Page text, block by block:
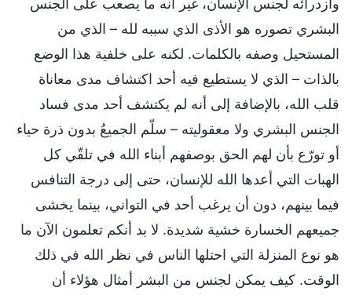
البشري تصوره هو الأذى الذي سببه لله – الذي من
المستحيل وصفه بالكلمات. لكنه على خلفية هذا الوضع
بالذات – الذي لا يستطيع فيه أحد اكتشاف مدى معاناة
قلب الله، بالإضافة إلى أنه لم يكتشف أحد مدى فساد
الجنس البشري ولا معقوليته – سلّم الجميعُ بدون ذرة حياء
أو تورّع بأن لهم الحق بوصفهم أبناء الله في تلقّي كل
الهبات التي أعدها الله للإنسان، حتى إلى درجة التنافس
فيما بينهم، دون أن يرغب أحد في التواني، بينما يخشى
جميعهم الخسارة خشية شديدة. لا بد أنكم تعلمون الآن ما
هو نوع المنزلة التي احتلها الناس في نظر الله في ذلك
الوقت. كيف يمكن لجنس من البشر أمثال هؤلاء أن